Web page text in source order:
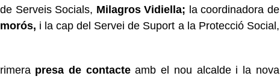
Serveis Socials, Milagros Vidiella; la coordinadora de
i la cap del Servei de Suport a la Protecció Social,
presa de contacteamb el nou alcalde i la nova